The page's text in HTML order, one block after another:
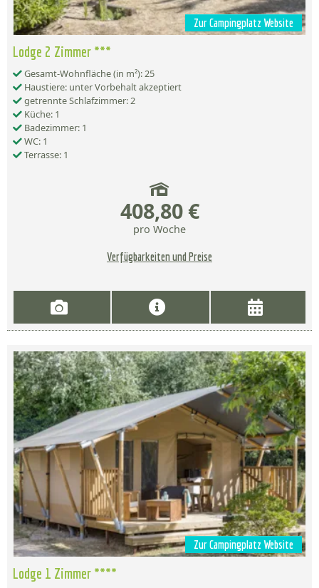
Zur Campingplatz Website
Lodge 2 Zimmer ***
Gesamt-Wohnfläche (in m²): 25
Haustiere: unter Vorbehalt akzeptiert
getrennte Schlafzimmer: 2
Küche: 1
Badezimmer: 1
WC: 1
Terrasse: 1
408,80 €
pro Woche
Verfügbarkeiten und Preise
Zur Campingplatz Website
Lodge 1 Zimmer ****